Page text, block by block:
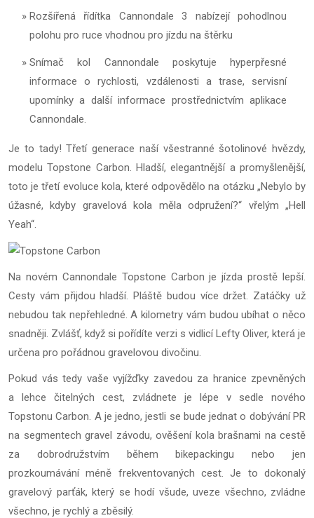
Rozšířená řídítka Cannondale 3 nabízejí pohodlnou
polohu pro ruce vhodnou pro jízdu na štěrku
Snímač kol Cannondale poskytuje hyperpřesné
informace o rychlosti, vzdálenosti a trase, servisní
upomínky a další informace prostřednictvím aplikace
Cannondale.
Je to tady! Třetí generace naší všestranné šotolinové hvězdy,
modelu Topstone Carbon. Hladší, elegantnější a promyšlenější,
toto je třetí evoluce kola, které odpovědělo na otázku „Nebylo by
úžasné, kdyby gravelová kola měla odpružení?“ vřelým „Hell
Yeah“.
Na novém Cannondale Topstone Carbon je jízda prostě lepší.
Cesty vám přijdou hladší. Pláště budou více držet. Zatáčky už
nebudou tak nepřehledné. A kilometry vám budou ubíhat o něco
snadněji. Zvlášť, když si pořídíte verzi s vidlicí Lefty Oliver, která je
určena pro pořádnou gravelovou divočinu.
Pokud vás tedy vaše vyjížďky zavedou za hranice zpevněných
a lehce čitelných cest, zvládnete je lépe v sedle nového
Topstonu Carbon. A je jedno, jestli se bude jednat o dobývání PR
na segmentech gravel závodu, ověšení kola brašnami na cestě
za dobrodružstvím během bikepackingu nebo jen
prozkoumávání méně frekventovaných cest. Je to dokonalý
gravelový parťák, který se hodí všude, uveze všechno, zvládne
všechno, je rychlý a zběsilý.